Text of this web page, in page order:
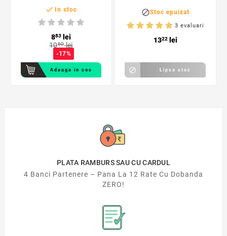
 In stoc
883lei
1060lei
-17%
Adauga in cos
Stoc epuizat
3 evaluari
1322lei
 Lipsa stoc
PLATA RAMBURS SAU CU CARDUL
4 Banci Partenere – Pana La 12 Rate Cu Dobanda
ZERO!